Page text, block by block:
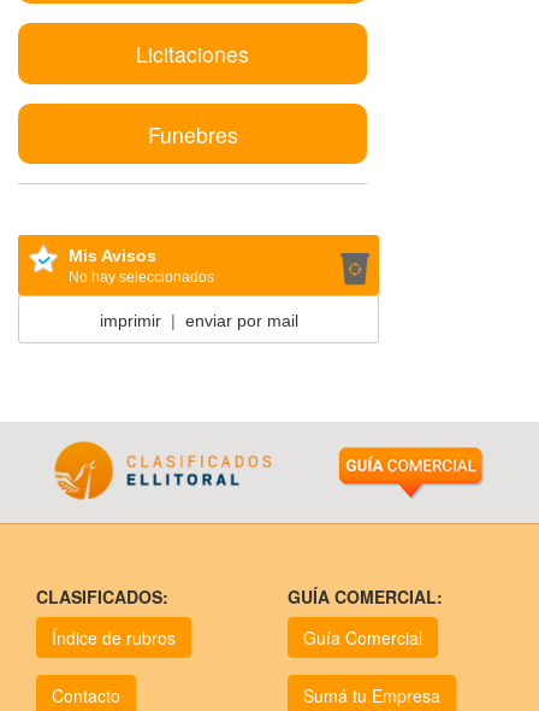
Licitaciones
Funebres
Mis Avisos
No hay seleccionados
imprimir| enviar por mail
CLASIFICADOS:
Índice de rubros
Contacto
GUÍA COMERCIAL:
Guía Comercial
Sumá tu Empresa